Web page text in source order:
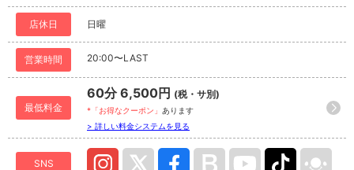
店休日 日曜
営業時間 20:00〜LAST
最低料金
60分 6,500円 (税・サ別)
*「お得なクーポン」 あります
> 詳しい料金システムを見る
SNS